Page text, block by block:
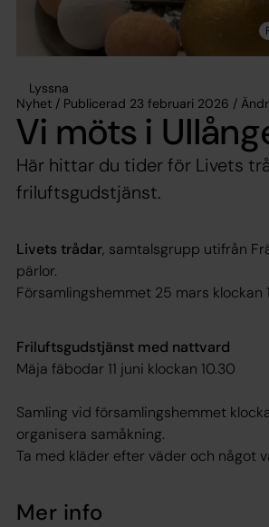
Lyssna
Nyhet / Publicerad 23 februari 2026 /
Vi möts i
Här hittar du tider för Livets
friluftsgudstjänst.
Livets trådar, samtalsgrupp utifrån
pärlor.
Församlingshemmet 25 mars klockan
Friluftsgudstjänst med nattvard
Mäja fäbodar 11 juni klockan 10.30
Samling vid församlingshemmet
organisera samåkning.
Ta med kläder efter väder och något
Mer info